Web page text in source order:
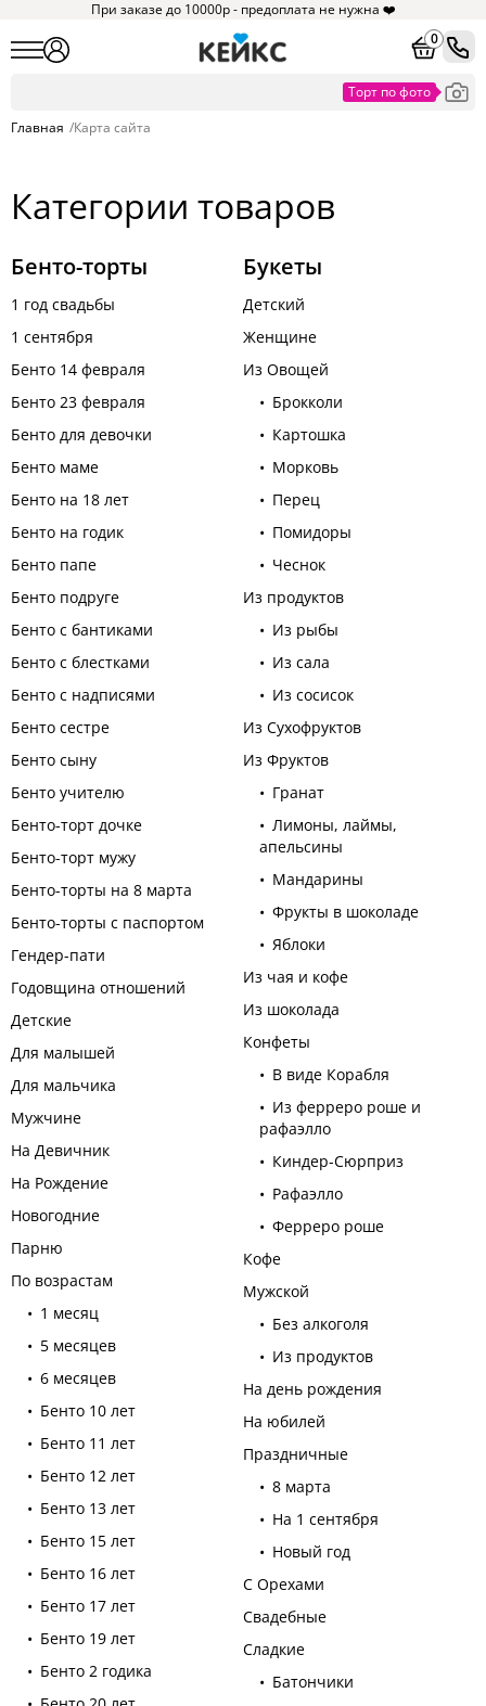
При заказе до 10000р - предоплата не нужна ❤️
0
Главная /Карта сайта
Категории товаров
Бенто-торты
1 год свадьбы
1 сентября
Бенто 14 февраля
Бенто 23 февраля
Бенто для девочки
Бенто маме
Бенто на 18 лет
Бенто на годик
Бенто папе
Бенто подруге
Бенто с бантиками
Бенто с блестками
Бенто с надписями
Бенто сестре
Бенто сыну
Бенто учителю
Бенто-торт дочке
Бенто-торт мужу
Бенто-торты на 8 марта
Бенто-торты с паспортом
Гендер-пати
Годовщина отношений
Детские
Для малышей
Для мальчика
Мужчине
На Девичник
На Рождение
Новогодние
Парню
По возрастам
1 месяц
5 месяцев
6 месяцев
Бенто 10 лет
Бенто 11 лет
Бенто 12 лет
Бенто 13 лет
Бенто 15 лет
Бенто 16 лет
Бенто 17 лет
Бенто 19 лет
Бенто 2 годика
Букеты
Детский
Женщине
Из Овощей
Брокколи
Картошка
Морковь
Перец
Помидоры
Чеснок
Из продуктов
Из рыбы
Из сала
Из сосисок
Из Сухофруктов
Из Фруктов
Гранат
Лимоны, лаймы,
апельсины
Мандарины
Фрукты в шоколаде
Яблоки
Из чая и кофе
Из шоколада
Конфеты
В виде Корабля
Из ферреро роше и
рафаэлло
Киндер-Сюрприз
Рафаэлло
Ферреро роше
Кофе
Мужской
Без алкоголя
Из продуктов
На день рождения
На юбилей
Праздничные
8 марта
На 1 сентября
Новый год
С Орехами
Свадебные
Сладкие
Батончики